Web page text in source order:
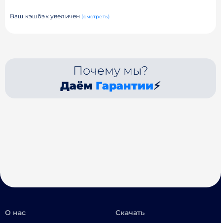
Ваш кэшбэк увеличен (смотреть)
Почему мы?
Даём Гарантии⚡
О нас Скачать